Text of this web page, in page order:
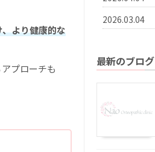
より健康的な
プローチも
2026.03.04
最新のブログ